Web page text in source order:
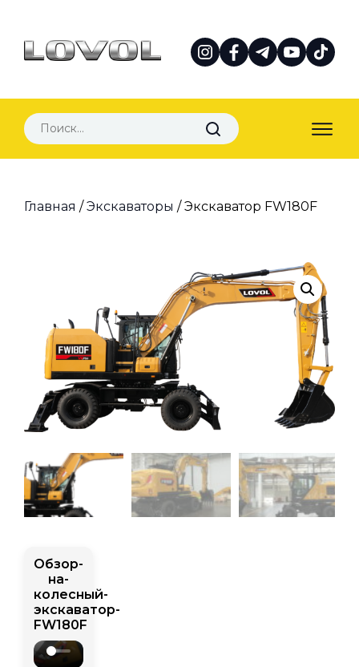
Главная /Экскаваторы / Экскаватор FW180F
Обзор-
на-
колесный-
экскаватор-
FW180F